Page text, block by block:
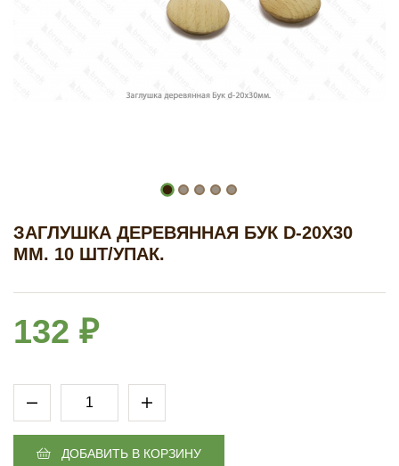
ЗАГЛУШКА ДЕРЕВЯННАЯ БУК D-20Х30
ММ. 10 ШТ/УПАК.
132 ₽
ДОБАВИТЬ В КОРЗИНУ